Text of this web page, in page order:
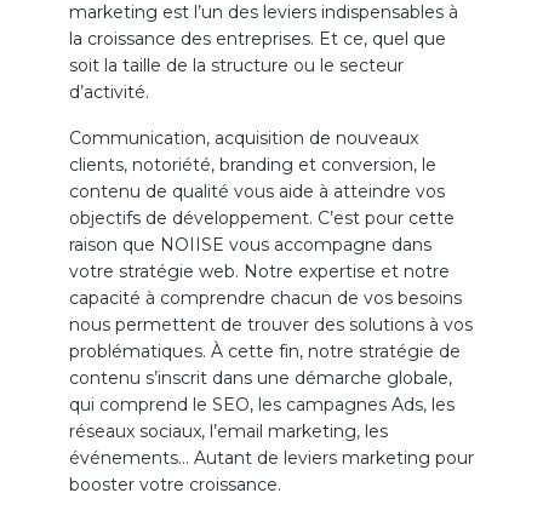
marketing est l’un des leviers indispensables à
la croissance des entreprises. Et ce, quel que
soit la taille de la structure ou le secteur
d’activité.
Communication, acquisition de nouveaux
clients, notoriété, branding et conversion, le
contenu de qualité vous aide à atteindre vos
objectifs de développement. C’est pour cette
raison que NOIISE vous accompagne dans
votre stratégie web. Notre expertise et notre
capacité à comprendre chacun de vos besoins
nous permettent de trouver des solutions à vos
problématiques. À cette fin, notre stratégie de
contenu s’inscrit dans une démarche globale,
qui comprend le SEO, les campagnes Ads, les
réseaux sociaux, l’email marketing, les
événements… Autant de leviers marketing pour
booster votre croissance.